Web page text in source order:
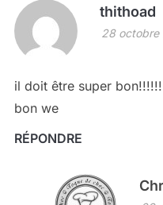
thithoad
28 octobre
il doit être super bon!!!!!!
bon we
RÉPONDRE